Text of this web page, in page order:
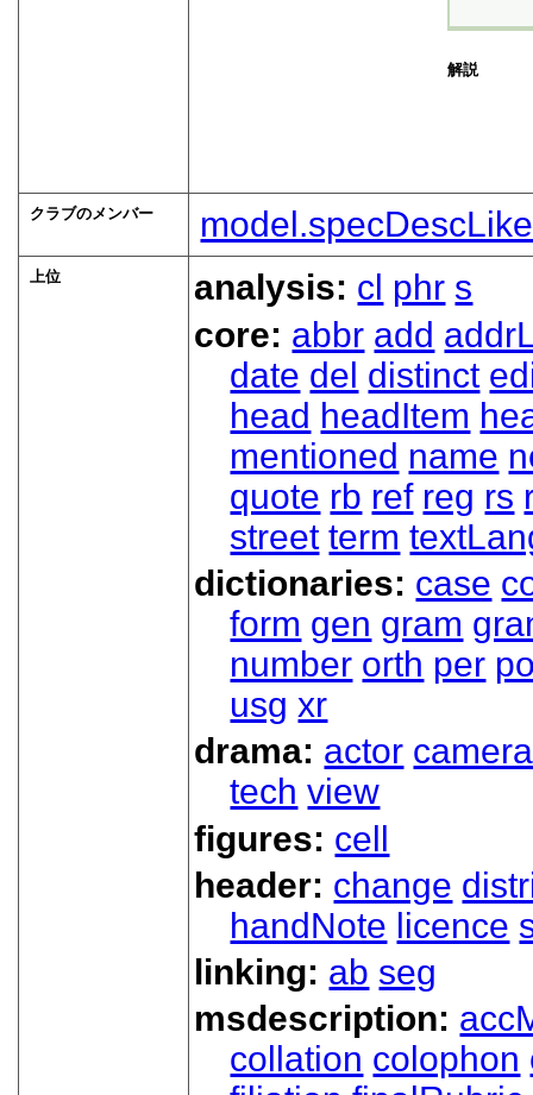
解説
クラブのメンバー model.specDescLike
上位 analysis: cl phr s
core: abbr add
date del distinct
head headItem
mentioned name
quote rb ref reg rs
street term
dictionaries: case
form gen gram
number orth per
usg xr
drama: actor camera
tech view
figures: cell
header: change
handNote licence
linking: ab seg
msdescription:
collation colophon